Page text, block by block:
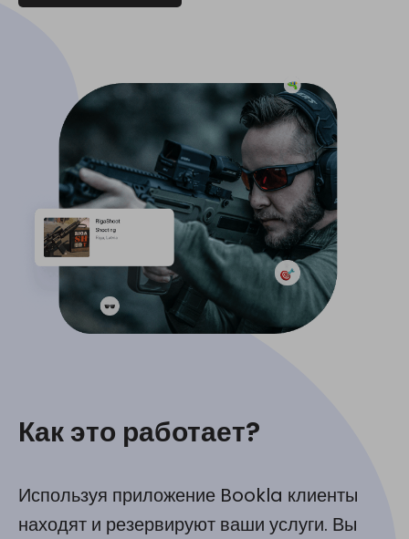
Как это работает?
Используя приложение Bookla клиенты
находят и резервируют ваши услуги. Вы